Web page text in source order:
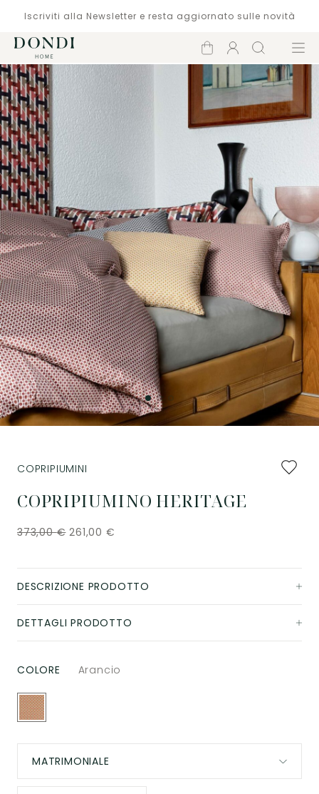
Iscriviti alla Newsletter e resta aggiornato sulle novità
Carrello
Account
Cerca Menù
COPRIPIUMINO HERITAGE
COPRIPIUMINI
373,00€ 261,00 €
DESCRIZIONE PRODOTTO
DETTAGLI PRODOTTO
COLORE Arancio
MATRIMONIALE